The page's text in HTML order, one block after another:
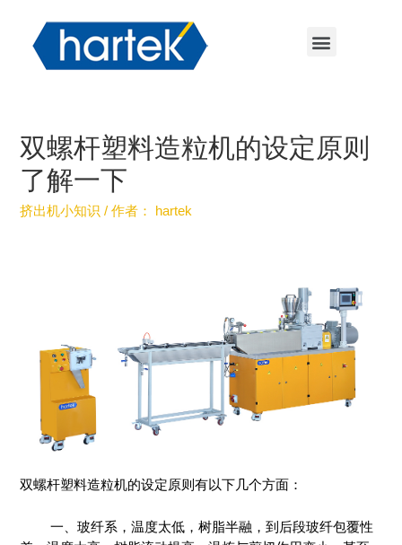
双螺杆塑料造粒机的设定原则
了解一下
挤出机小知识 / 作者： hartek
双螺杆塑料造粒机的设定原则有以下几个方面：
一、玻纤系，温度太低，树脂半融，到后段玻纤包覆性